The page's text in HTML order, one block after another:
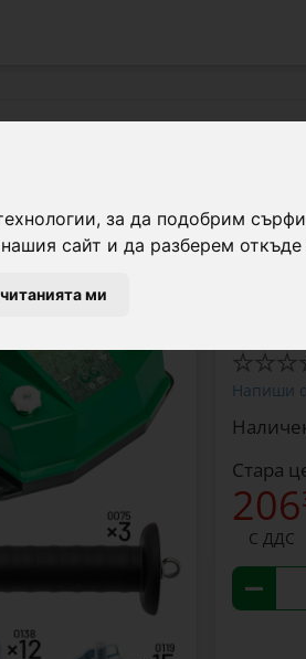
за да подобрим
сайт и да разберем откъде
ми
мечки
Напиши
Стара
206
С ДДС